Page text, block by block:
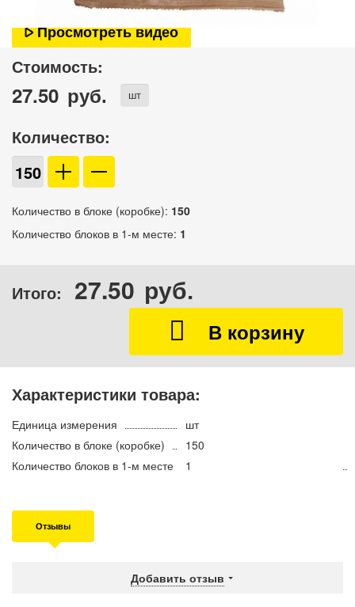
Просмотреть видео
Стоимость:
27.50 руб. шт
Количество:
Количество в блоке (коробке): 150
Количество блоков в 1-м месте: 1
Итого: 27.50 руб.
Характеристики товара:
Единица измерения
шт
Количество в блоке (коробке)
150
Количество блоков в 1-м месте
1
Отзывы
Добавить отзыв